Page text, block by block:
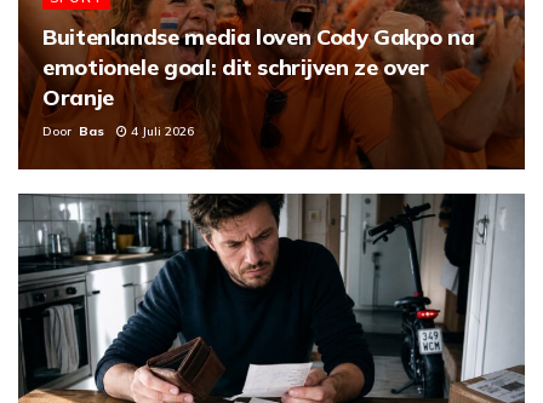
Buitenlandse media loven Cody Gakpo na
emotionele goal: dit schrijven ze over
Oranje
Door Bas 4 Juli 2026